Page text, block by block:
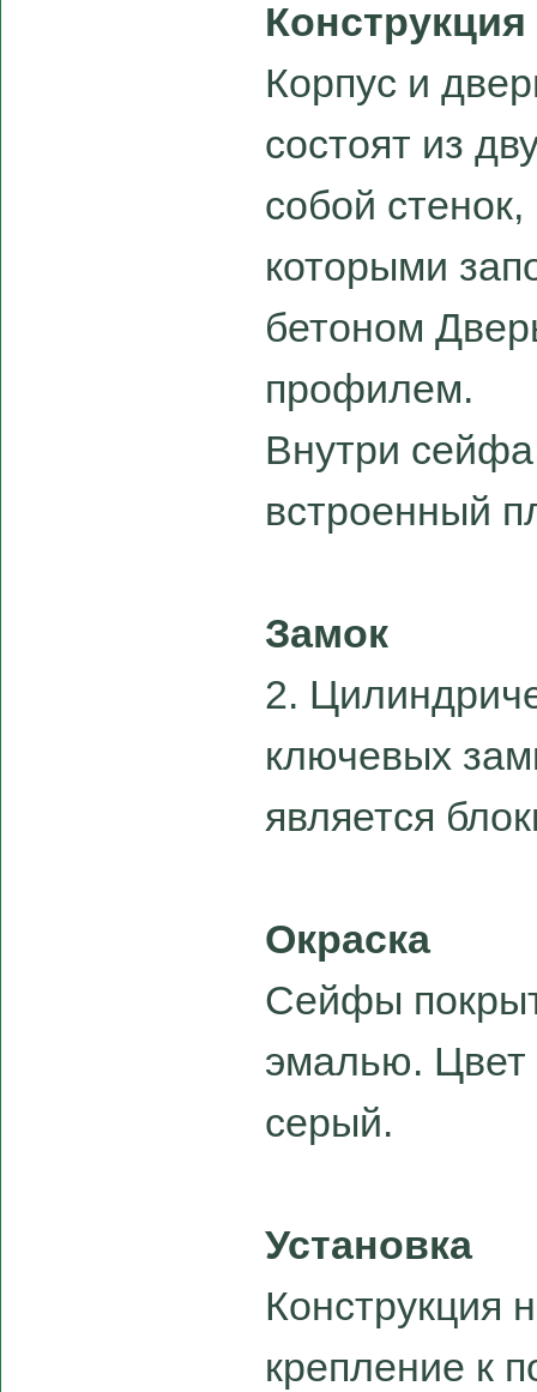
Конструкция
Корпус и
состоят из
собой
которыми
бетоном
профилем.
Внутри
встроенный
Замок
2.
ключевых
является
Окраска
Сейфы
эмалью. Цвет
серый.
Установка
Конструкция
крепление к